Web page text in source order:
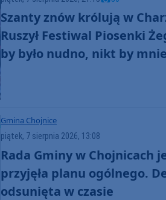
Szanty znów królują w
Ruszył Festiwal Piosenki
by było nudno, nikt by
Gmina Chojnice
piątek, 7 sierpnia 2026, 13:08
Rada Gminy w Chojnicach
przyjęła planu ogólnego.
odsunięta w czasie